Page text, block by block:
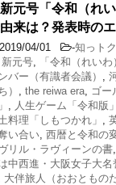
新元号「令和（れ
来は？発表時の
2019/04/01 -知っト
新元号
「令和（れいわ
バー（有識者会議）
）
the reiwa era
ゴー
人生ゲーム「令和版」
料理「しもつかれ」
い合い 西暦と令和の
リル・ラヴィーンの書
中西進・大阪女子大名
大伴旅人（おおともの